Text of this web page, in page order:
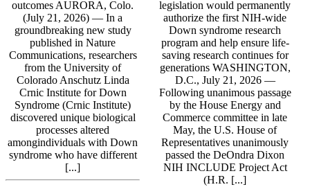
outcomes AURORA, Colo.
(July 21, 2026) — In a
groundbreaking new study
published in Nature
Communications, researchers
from the University of
Colorado Anschutz Linda
Crnic Institute for Down
Syndrome (Crnic Institute)
discovered unique biological
processes altered
amongindividuals with Down
syndrome who have different
[...]
legislation would permanently
authorize the first NIH-wide
Down syndrome research
program and help ensure life-
saving research continues for
generations WASHINGTON,
D.C., July 21, 2026 —
Following unanimous passage
by the House Energy and
Commerce committee in late
May, the U.S. House of
Representatives unanimously
passed the DeOndra Dixon
NIH INCLUDE Project Act
(H.R. [...]